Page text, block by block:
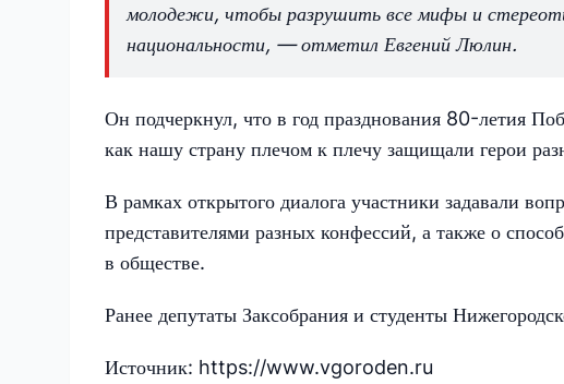
молодежи, чтобы разрушить все мифы и
национальности, — отметил Евгений Люлин.
Он подчеркнул, что в год празднования 80-летия
как нашу страну плечом к плечу защищали герои
В рамках открытого диалога участники задавали
представителями разных конфессий, а также о
в обществе.
Ранее депутаты Заксобрания и студенты
Источник: https://www.vgoroden.ru